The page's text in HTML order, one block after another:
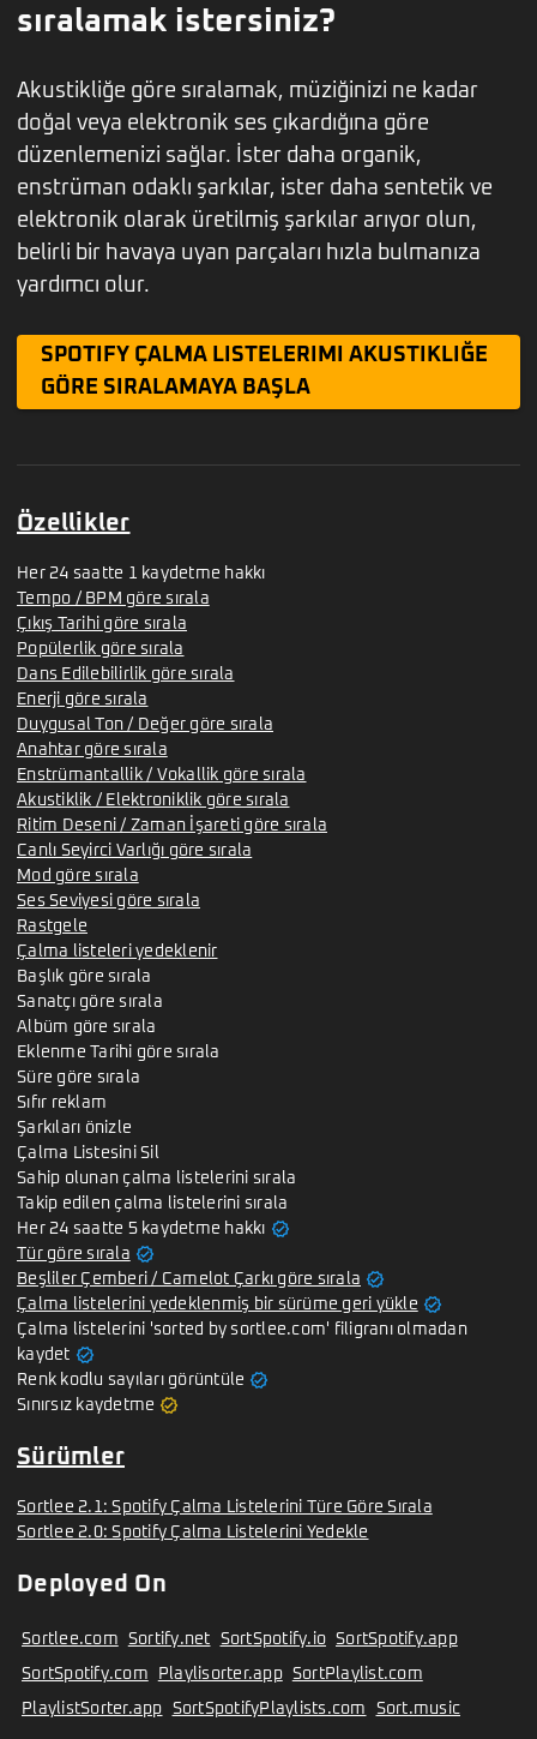
sıralamak istersiniz?
Akustikliğe göre sıralamak, müziğinizi ne kadar
doğal veya elektronik ses çıkardığına göre
düzenlemenizi sağlar. İster daha organik,
enstrüman odaklı şarkılar, ister daha sentetik ve
elektronik olarak üretilmiş şarkılar arıyor olun,
belirli bir havaya uyan parçaları hızla bulmanıza
yardımcı olur.
SPOTIFY ÇALMA LISTELERIMI AKUSTIKLIĞE
GÖRE SIRALAMAYA BAŞLA
Özellikler
Her 24 saatte 1 kaydetme hakkı
Tempo / BPM göre sırala
Çıkış Tarihi göre sırala
Popülerlik göre sırala
Dans Edilebilirlik göre sırala
Enerji göre sırala
Duygusal Ton / Değer göre sırala
Anahtar göre sırala
Enstrümantallik / Vokallik göre sırala
Akustiklik / Elektroniklik göre sırala
Ritim Deseni / Zaman İşareti göre sırala
Canlı Seyirci Varlığı göre sırala
Mod göre sırala
Ses Seviyesi göre sırala
Rastgele
Çalma listeleri yedeklenir
Başlık göre sırala
Sanatçı göre sırala
Albüm göre sırala
Eklenme Tarihi göre sırala
Süre göre sırala
Sıfır reklam
Şarkıları önizle
Çalma Listesini Sil
Sahip olunan çalma listelerini sırala
Takip edilen çalma listelerini sırala
Her 24 saatte 5 kaydetme hakkı verified
Tür göre sırala verified
Beşliler Çemberi / Camelot Çarkı göre sırala verified
Çalma listelerini yedeklenmiş bir sürüme geri yükle verified
Çalma listelerini 'sorted by sortlee.com' filigranı olmadan
kaydet verified
Renk kodlu sayıları görüntüle verified
Sınırsız kaydetme verified
Sürümler
Sortlee 2.1: Spotify Çalma Listelerini Türe Göre Sırala
Sortlee 2.0: Spotify Çalma Listelerini Yedekle
Deployed On
Sortlee.com Sortify.net SortSpotify.io SortSpotify.app
SortSpotify.com Playlisorter.app SortPlaylist.com
PlaylistSorter.app SortSpotifyPlaylists.com Sort.music